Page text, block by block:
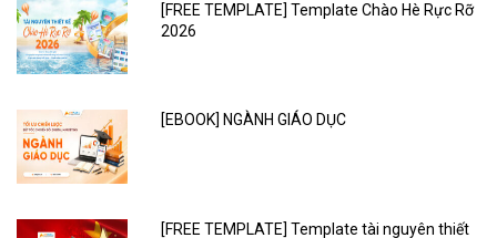
[FREE TEMPLATE] Template Chào Hè Rực Rỡ
2026
[EBOOK] NGÀNH GIÁO DỤC
[FREE TEMPLATE] Template tài nguyên thiết